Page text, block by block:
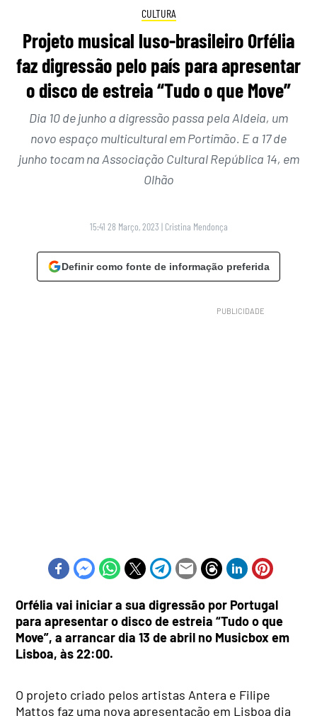
CULTURA
Projeto musical luso-brasileiro Orfélia
faz digressão pelo país para apresentar
o disco de estreia “Tudo o que Move”
Dia 10 de junho a digressão passa pela Aldeia, um
novo espaço multicultural em Portimão. E a 17 de
junho tocam na Associação Cultural República 14, em
Olhão
15:41 28 Março, 2023 | Cristina Mendonça
Definir como fonte de informação preferida
Orfélia vai iniciar a sua digressão por Portugal
para apresentar o disco de estreia “Tudo o que
Move”, a arrancar dia 13 de abril no Musicbox em
Lisboa, às 22:00.
O projeto criado pelos artistas Antera e Filipe
Mattos faz uma nova apresentação em Lisboa dia